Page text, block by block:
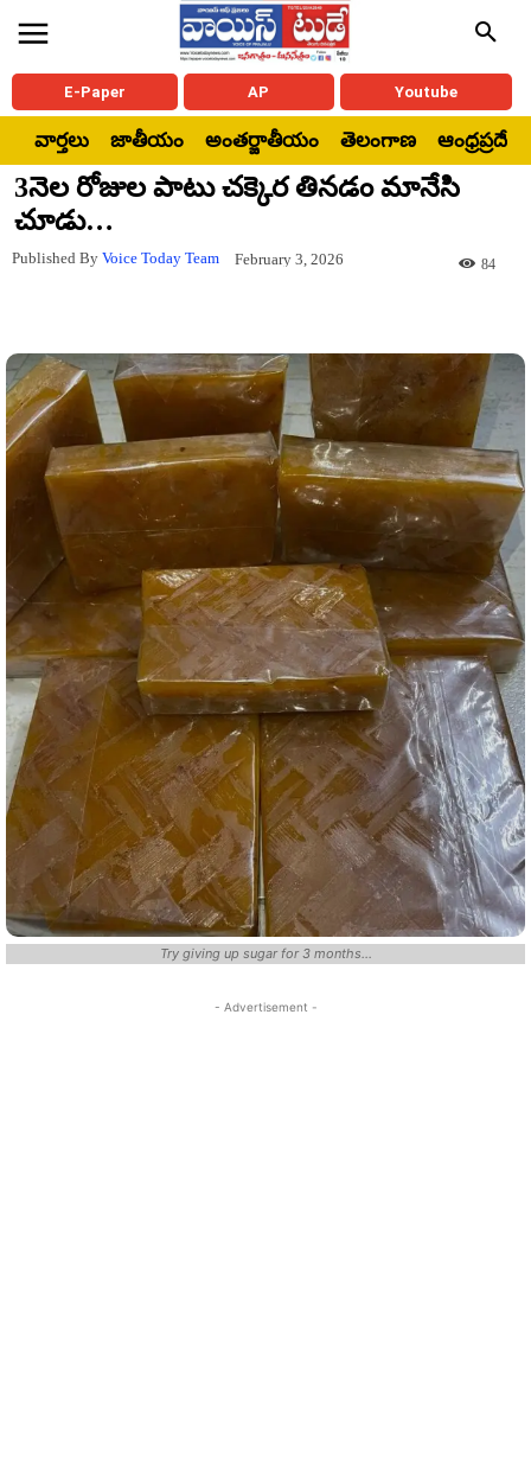
E-Paper AP Youtube
వార్తలు జాతీయం అంతర్జాతీయం తెలంగాణ ఆంధ్రప్రదేశ్
3నెల రోజుల పాటు చ‌క్కెర తిన‌డం మానేసి
చూడు…
Published By Voice Today Team February 3, 2026 84
Try giving up sugar for 3 months...
- Advertisement -